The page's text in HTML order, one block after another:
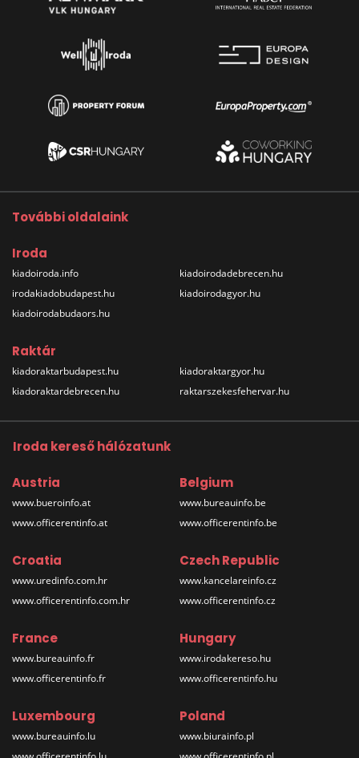
További oldalaink
Iroda
kiadoiroda.info
irodakiadobudapest.hu
kiadoirodabudaors.hu
kiadoirodadebrecen.hu
kiadoirodagyor.hu
Raktár
kiadoraktarbudapest.hu
kiadoraktardebrecen.hu
kiadoraktargyor.hu
raktarszekesfehervar.hu
Iroda kereső hálózatunk
Austria
www.bueroinfo.at
www.officerentinfo.at
Belgium
www.bureauinfo.be
www.officerentinfo.be
Croatia
www.uredinfo.com.hr
www.officerentinfo.com.hr
Czech Republic
www.kancelareinfo.cz
www.officerentinfo.cz
France
www.bureauinfo.fr
www.officerentinfo.fr
Hungary
www.irodakereso.hu
www.officerentinfo.hu
Luxembourg
www.bureauinfo.lu
Poland
www.biurainfo.pl